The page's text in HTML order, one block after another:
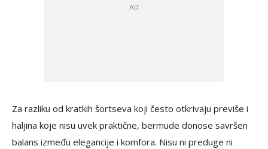
Za razliku od kratkih šortseva koji često otkrivaju previše i
haljina koje nisu uvek praktične, bermude donose savršen
balans između elegancije i komfora. Nisu ni preduge ni